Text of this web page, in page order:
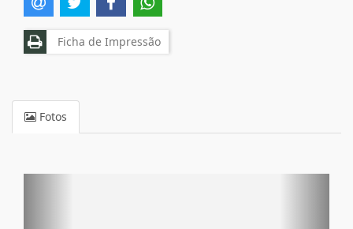
Ficha de Impressão
Fotos